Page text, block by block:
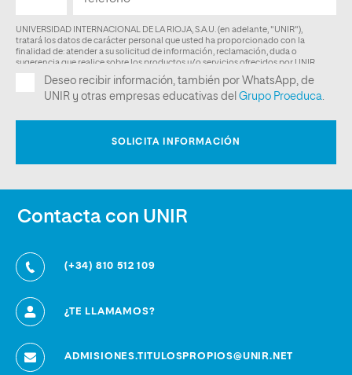
Contacta con UNIR
(+34) 810 512 109
¿TE LLAMAMOS?
ADMISIONES.TITULOSPROPIOS@UNIR.NET